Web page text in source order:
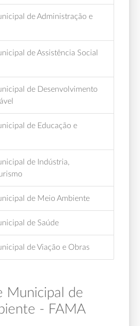
de Administração e
de Assistência Social
de Desenvolvimento
de Educação e
de Indústria,
de Meio Ambiente
de Saúde
de Viação e Obras
Municipal de
- FAMA